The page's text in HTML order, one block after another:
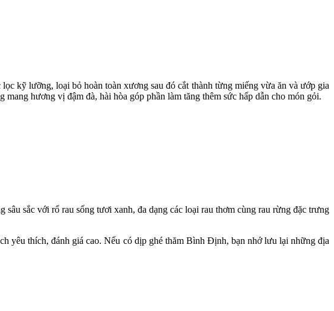
kỹ lưỡng, loại bỏ hoàn toàn xương sau đó cắt thành từng miếng vừa ăn và ướp gia
hương vị đậm đà, hài hòa góp phần làm tăng thêm sức hấp dẫn cho món gỏi.
sắc với rổ rau sống tươi xanh, đa dạng các loại rau thơm cùng rau rừng đặc trưng
yêu thích, đánh giá cao. Nếu có dịp ghé thăm Bình Định, bạn nhớ lưu lại những địa